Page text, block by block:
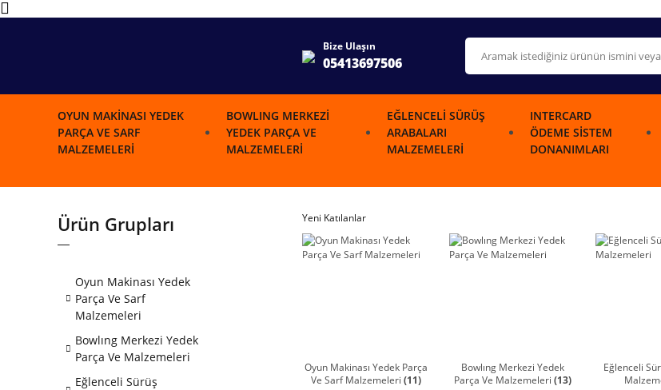
Bize Ulaşın
05413697506
OYUN MAKINASI YEDEK
PARÇA VE SARF
MALZEMELERI
BOWLING MERKEZI
YEDEK PARÇA VE
MALZEMELERI
EĞLENCELI SÜRÜŞ
ARABALARI
MALZEMELERI
INTERCARD
ÖDEME SISTEM
DONANIMLARI
Ürün Grupları
Oyun Makinası Yedek
Parça Ve Sarf
Malzemeleri
Bowlıng Merkezi Yedek
Parça Ve Malzemeleri
Eğlenceli Sürüş
Yeni Katılanlar
Oyun Makinası Yedek Parça
Ve Sarf Malzemeleri (11)
Bowlıng Merkezi Yedek
Parça Ve Malzemeleri (13)
Eğlenceli